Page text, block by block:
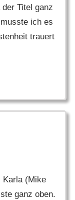
Titel ganz
ich es
trauert
Karla (Mike
ganz oben.